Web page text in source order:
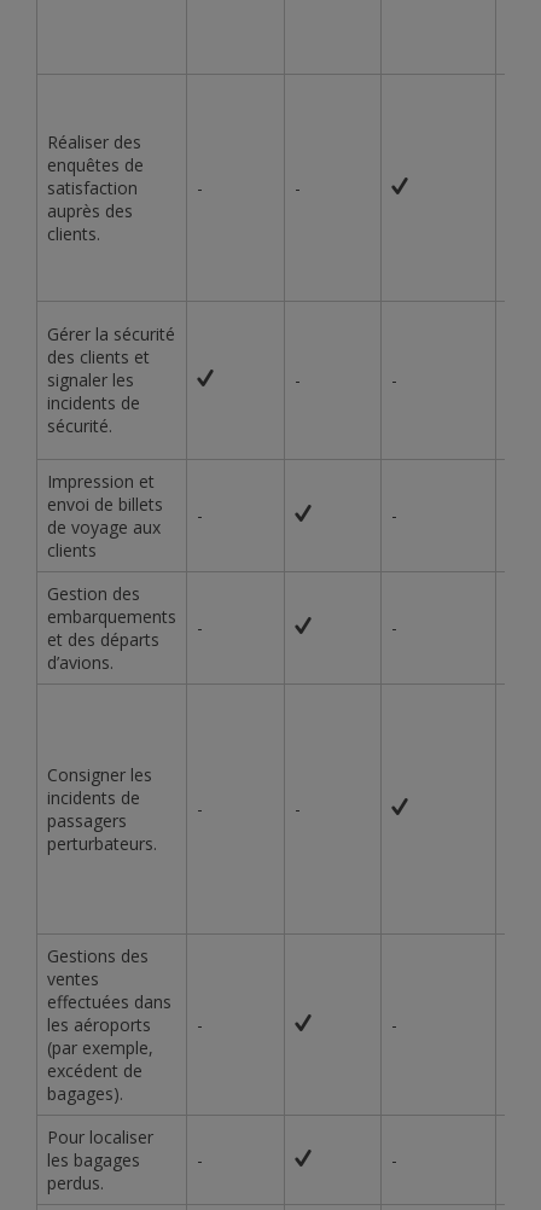
Réaliser des
enquêtes de
satisfaction
auprès des
clients.
- -
Gérer la sécurité
des clients et
signaler les
incidents de
sécurité.
- -
Impression et
envoi de billets
de voyage aux
clients
- -
Gestion des
embarquements
et des départs
d’avions.
- -
Consigner les
incidents de
passagers
perturbateurs.
- -
Gestions des
ventes
effectuées dans
les aéroports
(par exemple,
excédent de
bagages).
- -
Pour localiser
les bagages
perdus.
- -